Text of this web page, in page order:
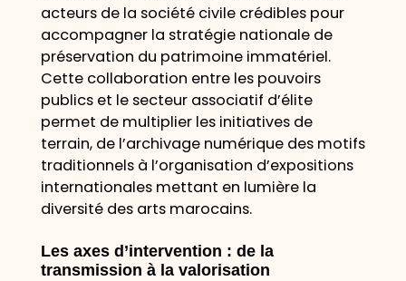
acteurs de la société civile crédibles pour
accompagner la stratégie nationale de
préservation du patrimoine immatériel.
Cette collaboration entre les pouvoirs
publics et le secteur associatif d’élite
permet de multiplier les initiatives de
terrain, de l’archivage numérique des motifs
traditionnels à l’organisation d’expositions
internationales mettant en lumière la
diversité des arts marocains.
Les axes d’intervention : de la
transmission à la valorisation